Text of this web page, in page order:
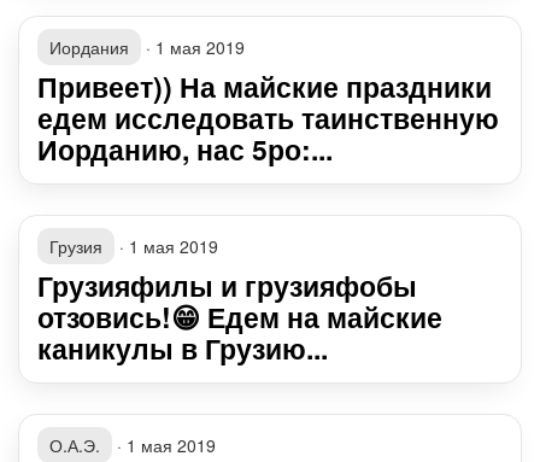
Иордания · 1 мая 2019
Привеет)) На майские праздники
едем исследовать таинственную
Иорданию, нас 5ро:...
Грузия · 1 мая 2019
Грузияфилы и грузияфобы
отзовись!😁 Едем на майские
каникулы в Грузию...
О.А.Э. · 1 мая 2019